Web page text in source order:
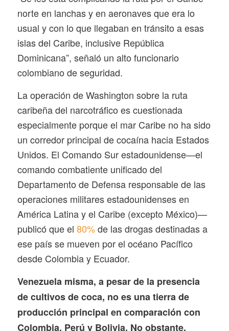
norte en lanchas y en aeronaves que era lo
usual y con lo que llegaban en tránsito a esas
islas del Caribe, inclusive República
Dominicana”, señaló un alto funcionario
colombiano de seguridad.
La operación de Washington sobre la ruta
caribeña del narcotráfico es cuestionada
especialmente porque el mar Caribe no ha sido
un corredor principal de cocaína hacia Estados
Unidos. El Comando Sur estadounidense—el
comando combatiente unificado del
Departamento de Defensa responsable de las
operaciones militares estadounidenses en
América Latina y el Caribe (excepto México)—
publicó que el 80%de las drogas destinadas a
ese país se mueven por el océano Pacífico
desde Colombia y Ecuador.
Venezuela misma, a pesar de la presencia
de cultivos de coca, no es una tierra de
producción principal en comparación con
Colombia, Perú y Bolivia. No obstante,